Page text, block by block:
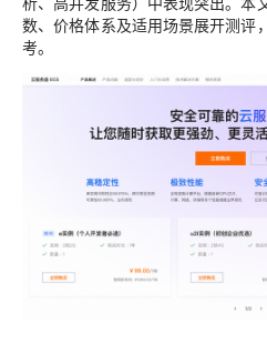
数、价格体系及适用场景展开测评
考。